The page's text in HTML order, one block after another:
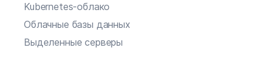
Kubernetes-облако
Облачные базы данных
Выделенные серверы